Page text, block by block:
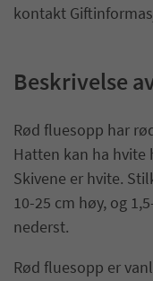
kontakt
Beskrivelse
Rød fluesopp har
Hatten kan ha hvite
Skivene er hvite.
10-25 cm høy, og
nederst.
Rød fluesopp er